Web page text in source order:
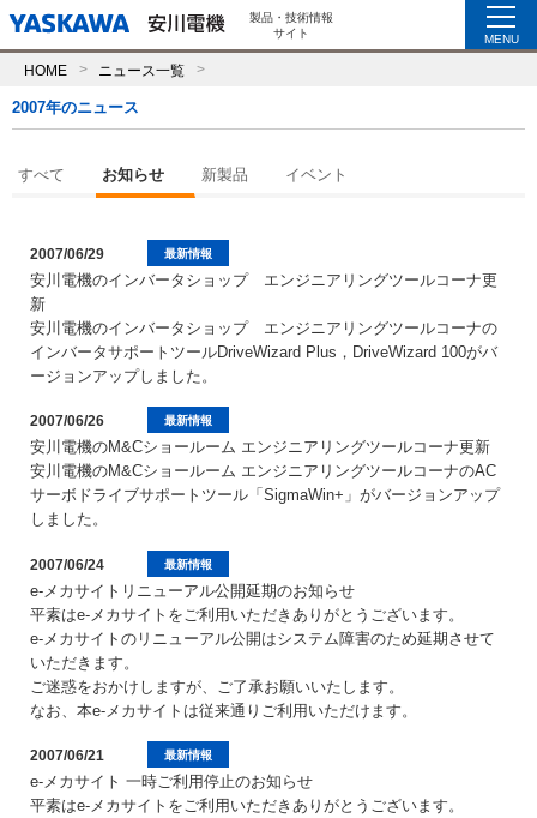
製品・技術情報
サイト
MENU
HOME ニュース一覧
2007年のニュース
すべて お知らせ 新製品 イベント
最新情報
2007/06/29
安川電機のインバータショップ エンジニアリングツールコーナ更
新
安川電機のインバータショップ エンジニアリングツールコーナの
インバータサポートツールDriveWizard Plus，DriveWizard 100がバ
ージョンアップしました。
最新情報
2007/06/26
安川電機のM&Cショールーム エンジニアリングツールコーナ更新
安川電機のM&Cショールーム エンジニアリングツールコーナのAC
サーボドライブサポートツール「SigmaWin+」がバージョンアップ
しました。
最新情報
2007/06/24
e-メカサイトリニューアル公開延期のお知らせ
平素はe-メカサイトをご利用いただきありがとうございます。
e-メカサイトのリニューアル公開はシステム障害のため延期させて
いただきます。
ご迷惑をおかけしますが、ご了承お願いいたします。
なお、本e-メカサイトは従来通りご利用いただけます。
最新情報
2007/06/21
e-メカサイト 一時ご利用停止のお知らせ
平素はe-メカサイトをご利用いただきありがとうございます。